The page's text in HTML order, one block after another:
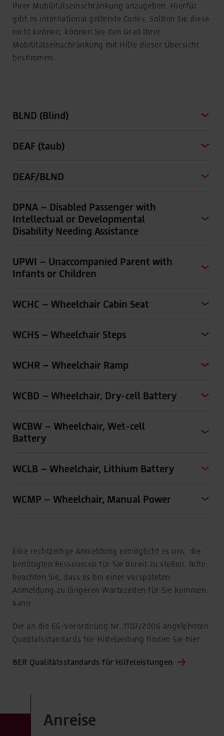
Ihrer Mobilitätseinschränkung anzugeben. Hierfür
gibt es international geltende Codes. Sollten Sie diese
nicht kennen, können Sie den Grad Ihrer
Mobilitätseinschränkung mit Hilfe dieser Übersicht
bestimmen.
BLND (Blind)
DEAF (taub)
DEAF/BLND
DPNA – Disabled Passenger with
Intellectual or Developmental
Disability Needing Assistance
UPWI – Unaccompanied Parent with
Infants or Children
WCHC – Wheelchair Cabin Seat
WCHS – Wheelchair Steps
WCHR – Wheelchair Ramp
WCBD – Wheelchair, Dry-cell Battery
WCBW – Wheelchair, Wet-cell
Battery
WCLB – Wheelchair, Lithium Battery
WCMP – Wheelchair, Manual Power
Eine rechtzeitige Anmeldung ermöglicht es uns, die
benötigten Ressourcen für Sie bereit zu stellen. Bitte
beachten Sie, dass es bei einer verspäteten
Anmeldung zu längeren Wartezeiten für Sie kommen
kann.
Die an die EG-Verordnung Nr. 1107/2006 angelehnten
Qualitätsstandards für Hilfeleistung finden Sie hier:
BER Qualitätsstandards für Hilfeleistungen
Anreise